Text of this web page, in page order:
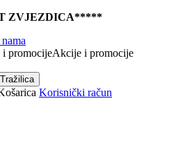
ZVJEZDICA*****
Akcije i promocije
Tražilica
Korisnički račun